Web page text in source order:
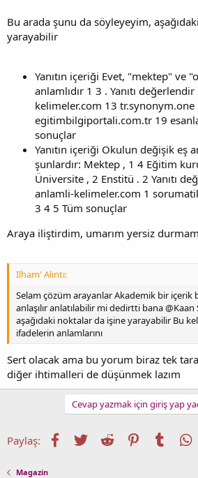
Bu arada şunu da söyleyeyim,
yarayabilir
Yanıtın içeriği Evet, "mektep" ve
anlamlıdır 1 3 . Yanıtı
kelimeler.com 13 tr.synonym.one
egitimbilgiportali.com.tr 19
sonuçlar
Yanıtın içeriği Okulun değişik eş
şunlardır: Mektep , 1 4 Eğitim
Üniversite , 2 Enstitü . 2 Yanıtı
anlamli-kelimeler.com 1
3 4 5 Tüm sonuçlar
Araya iliştirdim, umarım yersiz
Ilham' Alıntı:
Selam çözüm arayanlar Akademik bir içerik
anlaşılır anlatılabilir mi dedirtti bana
aşağıdaki noktalar da işine yarayabilir Bu
ifadelerin anlamlarını
Sert olacak ama bu yorum biraz tek
diğer ihtimalleri de düşünmek lazım
Cevap yazmak için giriş yap
Paylaş: Facebook
TwitterReddit PinterestTumblr
Magazin